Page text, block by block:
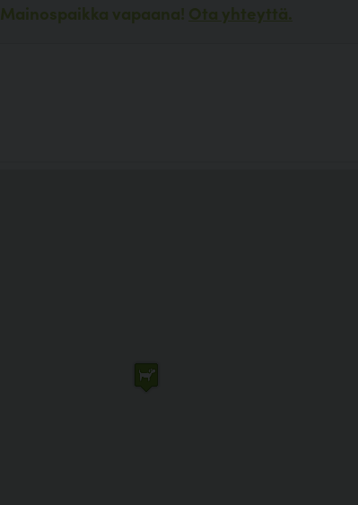
Mainospaikka vapaana! Ota yhteyttä.